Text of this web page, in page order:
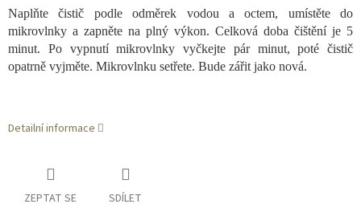
Naplňte čistič podle odměrek vodou a octem, umístěte do
mikrovlnky a zapněte na plný výkon. Celková doba čištění je 5
minut. Po vypnutí mikrovlnky vyčkejte pár minut, poté čistič
opatrně vyjměte. Mikrovlnku setřete. Bude zářit jako nová.
Detailní informace
ZEPTAT SE SDÍLET